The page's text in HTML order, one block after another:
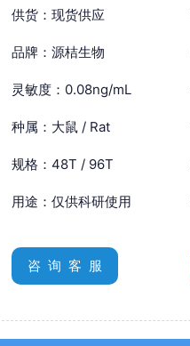
供货：现货供应
品牌：源桔生物
灵敏度：0.08ng/mL
种属：大鼠 / Rat
规格：48T / 96T
用途：仅供科研使用
咨 询 客 服